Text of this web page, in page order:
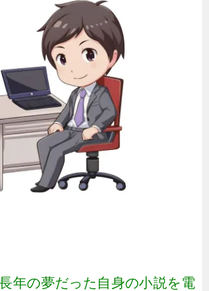
年の夢だった自身の小説を電